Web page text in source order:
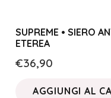
SUPREME • SIERO
ETEREA
€36,90
AGGIUNGI AL